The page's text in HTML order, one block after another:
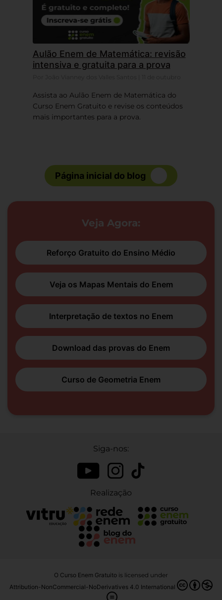
Aulão Enem de Matemática: revisão
intensiva e gratuita para a prova
Assista ao Aulão Enem de Matemática do
Curso Enem Gratuito e revise os conteúdos
mais importantes para a prova.
Página inicial do blog
Veja Agora:
Reforço Gratuito do Ensino Médio
Veja os Mapas Mentais do Enem
Interpretação de textos no Enem
Download das provas do Enem
Curso de Geometria Enem
Siga-nos:
Realização
O Curso Enem Gratuito is licensed under
Attribution-NonCommercial-NoDerivatives 4.0 International